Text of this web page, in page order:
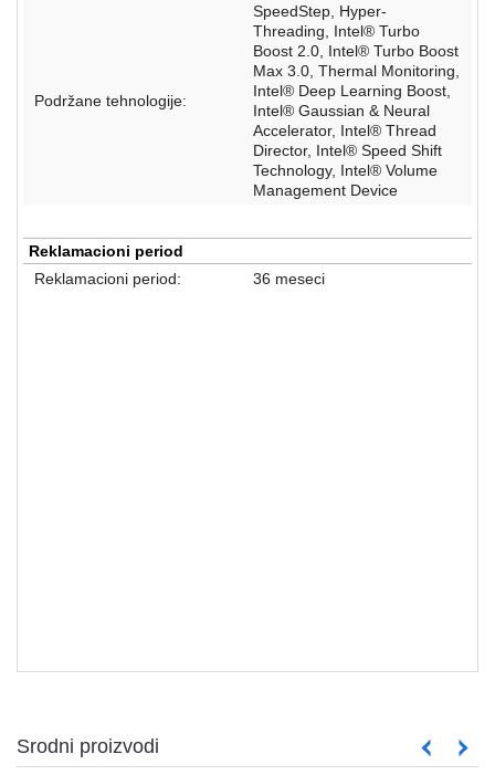
Podržane tehnologije:
SpeedStep, Hyper-
Threading, Intel® Turbo
Boost 2.0, Intel® Turbo Boost
Max 3.0, Thermal Monitoring,
Intel® Deep Learning Boost,
Intel® Gaussian & Neural
Accelerator, Intel® Thread
Director, Intel® Speed Shift
Technology, Intel® Volume
Management Device
Reklamacioni period
Reklamacioni period:
36 meseci
Srodni proizvodi